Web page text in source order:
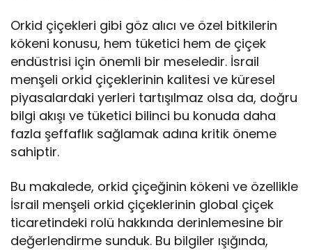
Orkid çiçekleri gibi göz alıcı ve özel bitkilerin
kökeni konusu, hem tüketici hem de çiçek
endüstrisi için önemli bir meseledir. İsrail
menşeli orkid çiçeklerinin kalitesi ve küresel
piyasalardaki yerleri tartışılmaz olsa da, doğru
bilgi akışı ve tüketici bilinci bu konuda daha
fazla şeffaflık sağlamak adına kritik öneme
sahiptir.
Bu makalede, orkid çiçeğinin kökeni ve özellikle
İsrail menşeli orkid çiçeklerinin global çiçek
ticaretindeki rolü hakkında derinlemesine bir
değerlendirme sunduk. Bu bilgiler ışığında,